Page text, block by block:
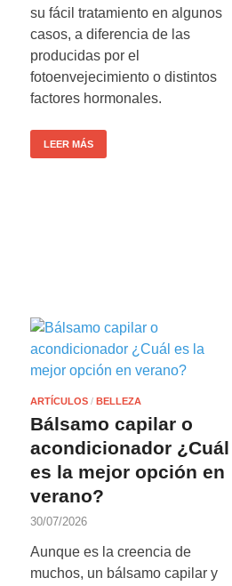
su fácil tratamiento en algunos
casos, a diferencia de las
producidas por el
fotoenvejecimiento o distintos
factores hormonales.
LEER MÁS
ARTÍCULOS / BELLEZA
Bálsamo capilar o
acondicionador ¿Cuál
es la mejor opción en
verano?
30/07/2026
Aunque es la creencia de
muchos, un bálsamo capilar y